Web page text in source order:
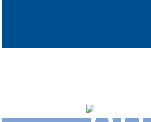
damherten.